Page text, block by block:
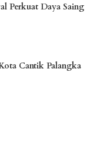
Perkuat Daya Saing
Cantik Palangka